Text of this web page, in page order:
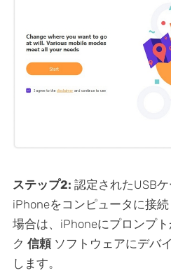
ステップ2: 認定されたUSBケ
iPhoneをコンピュータに接
場合は、iPhoneにプロンプ
ク 信頼ソフトウェアにデバ
します。